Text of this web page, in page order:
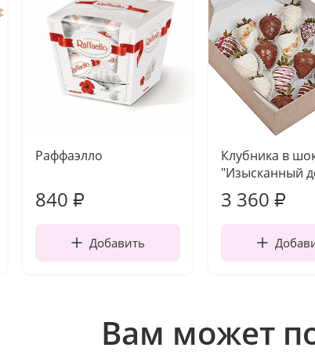
Раффаэлло
840 ₽
Добавить
Клубника в
"Изысканный
3 360 ₽
Вам может